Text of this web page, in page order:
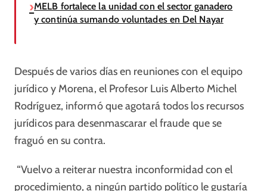
MELB fortalece la unidad con el sector ganadero
y continúa sumando voluntades en Del Nayar
Después de varios días en reuniones con el equipo
jurídico y Morena, el Profesor Luis Alberto Michel
Rodríguez, informó que agotará todos los recursos
jurídicos para desenmascarar el fraude que se
fraguó en su contra.
“Vuelvo a reiterar nuestra inconformidad con el
procedimiento, a ningún partido político le gustaría